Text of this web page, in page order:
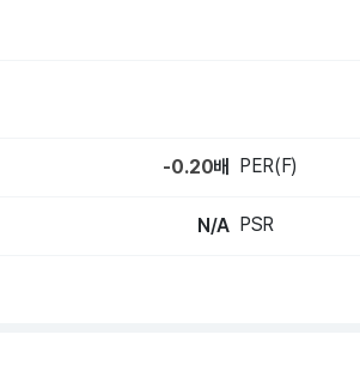
-0.20배 PER(F)
N/A PSR